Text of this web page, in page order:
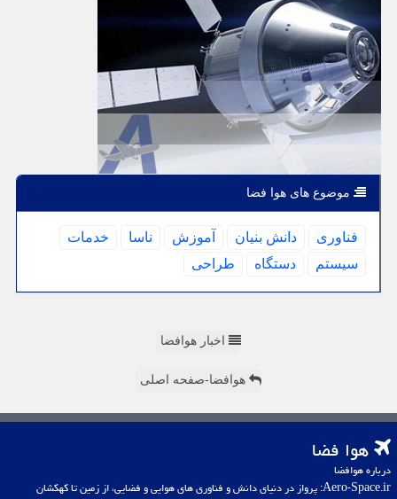
موضوع های هوا فضا
فناوری دانش بنیان آموزش ناسا
خدمات
سیستم
دستگاه طراحی
اخبار هوافضا
هوافضا-صفحه اصلی
هوا فضا
درباره هوافضا
Aero-Space.ir: پرواز در دنیای دانش و فناوری های هوایی و فضایی، از زمین تا کهکشان